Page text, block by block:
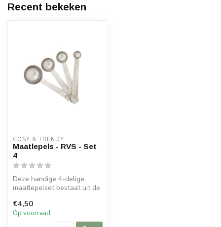
Recent bekeken
COSY & TRENDY
Maatlepels - RVS - Set
4
Deze handige 4-delige
maatlepelset bestaat uit de
1...
€4,50
Op voorraad